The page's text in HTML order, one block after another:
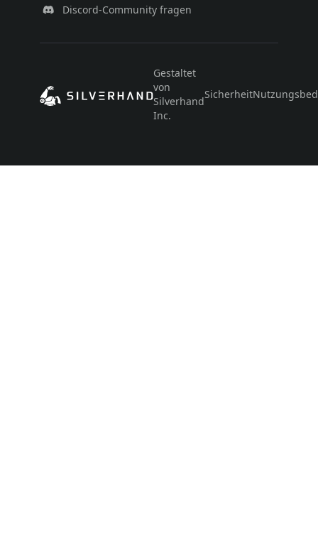
Discord-Community fragen
Gestaltet
von
Silverhand
Inc.
Sicherheit